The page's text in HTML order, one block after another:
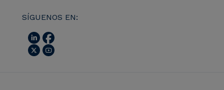
SÍGUENOS EN: